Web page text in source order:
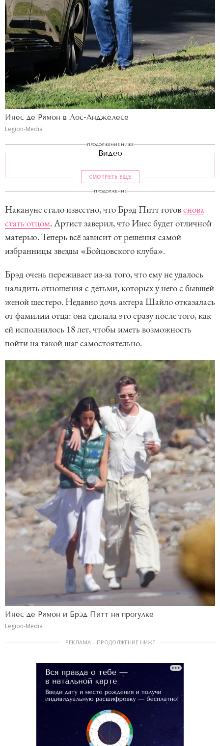
Инес де Рамон в Лос-Анджелесе
Legion-Media
ПРОДОЛЖЕНИЕ НИЖЕ
Видео
СМОТРЕТЬ ЕЩЕ
ПРОДОЛЖЕНИЕ
Накануне стало известно, что Брэд Питт готовснова
стать отцом. Артист заверил, что Инес будет отличной
матерью. Теперь всё зависит от решения самой
избранницы звезды «Бойцовского клуба».
Брэд очень переживает из-за того, что ему не удалось
наладить отношения с детьми, которых у него с бывшей
женой шестеро. Недавно дочь актера Шайло отказалась
от фамилии отца: она сделала это сразу после того, как
ей исполнилось 18 лет, чтобы иметь возможность
пойти на такой шаг самостоятельно.
Инес де Рамон и Брэд Питт на прогулке
Legion-Media
РЕКЛАМА – ПРОДОЛЖЕНИЕ НИЖЕ